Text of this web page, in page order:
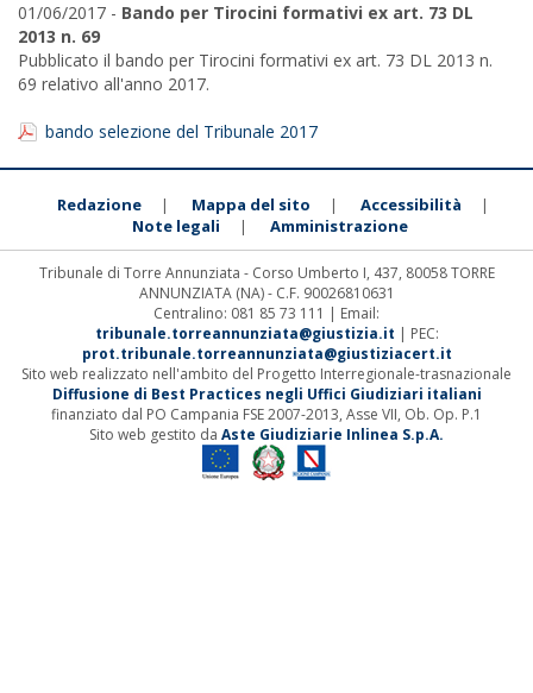
01/06/2017 - Bando per Tirocini formativi ex art. 73 DL
2013 n. 69
Pubblicato il bando per Tirocini formativi ex art. 73 DL 2013 n.
69 relativo all'anno 2017.
bando selezione del Tribunale 2017
Redazione | Mappa del sito | Accessibilità |
Note legali | Amministrazione
Tribunale di Torre Annunziata - Corso Umberto I, 437, 80058 TORRE
ANNUNZIATA (NA) - C.F. 90026810631
Centralino: 081 85 73 111 | Email:
tribunale.torreannunziata@giustizia.it | PEC:
prot.tribunale.torreannunziata@giustiziacert.it
Sito web realizzato nell'ambito del Progetto Interregionale-trasnazionale
Diffusione di Best Practices negli Uffici Giudiziari italiani
finanziato dal PO Campania FSE 2007-2013, Asse VII, Ob. Op. P.1
Sito web gestito da Aste Giudiziarie Inlinea S.p.A.